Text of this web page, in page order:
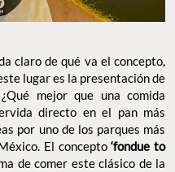
claro de qué va el concepto,
lugar es la presentación de
mejor que una comida
directo en el pan más
por uno de los parques más
El concepto‘fondue to
de comer este clásico de la